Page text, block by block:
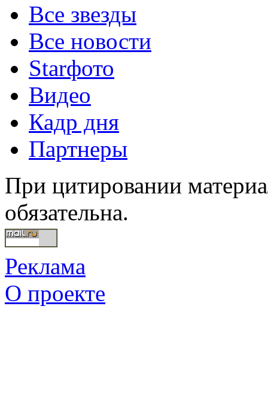
Все звезды
Все новости
Starфото
Видео
Кадр дня
Партнеры
При цитировании
обязательна.
Реклама
О проекте